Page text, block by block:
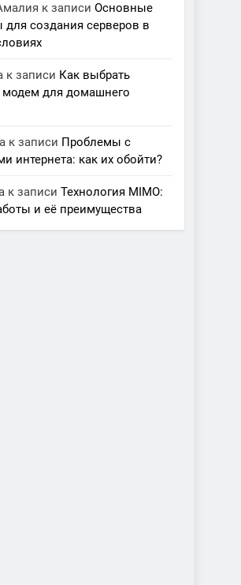
к записи Основные
для создания серверов в
к записи Как выбрать
для домашнего
к записи Проблемы с
интернета: как их обойти?
к записи Технология MIMO:
и её преимущества